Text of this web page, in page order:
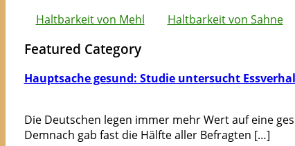
Haltbarkeit von Mehl Haltbarkeit von Sahne
Featured Category
Hauptsache gesund: Studie untersucht
Die Deutschen legen immer mehr Wert auf eine
Demnach gab fast die Hälfte aller Befragten […]